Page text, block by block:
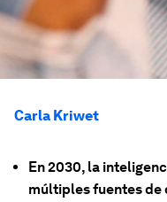
Carla Kriwet
En 2030, la
múltiples fuentes de